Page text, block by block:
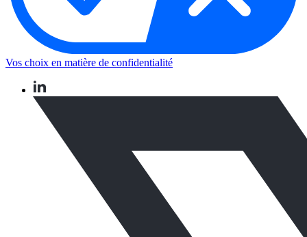
Vos choix en matière de confidentialité